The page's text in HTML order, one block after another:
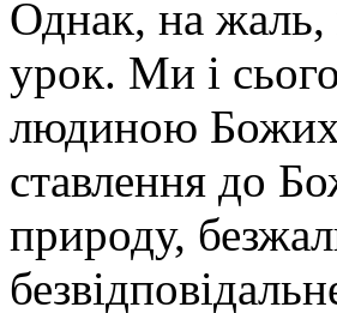
Однак, на жаль,
урок. Ми і
людиною Божих
ставлення до
природу,